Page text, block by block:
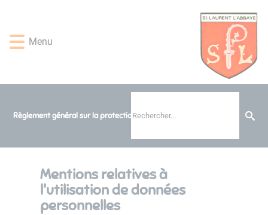
rapide
au
rapide
au
rapide
rapide
au
Menu
Règlement général sur la protection des données
Mentions relatives à
l'utilisation de données
personnelles